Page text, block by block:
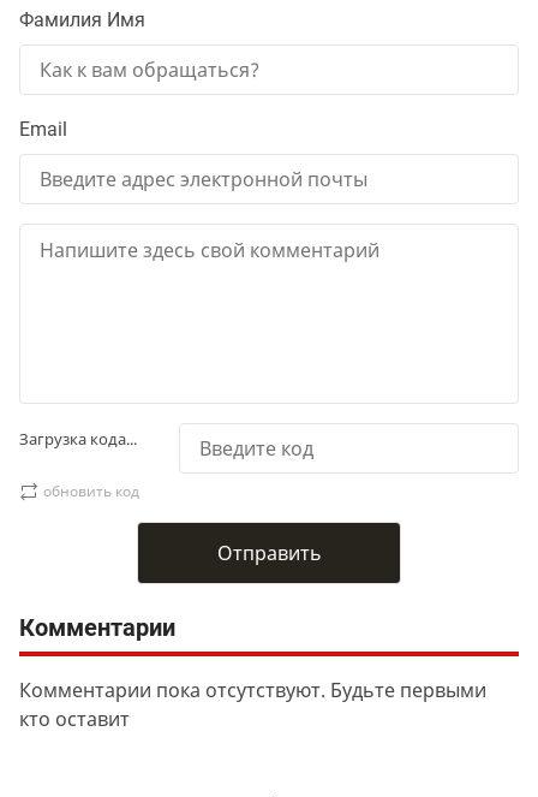
Комментарии
Комментарии пока отсутствуют. Будьте первыми
кто оставит
Фамилия Имя
Email
Загрузка кода...
обновить код